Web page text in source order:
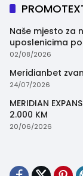
Naše mjesto za
uposlenicima
trenutak
02/08/2026
Meridianbet
24/07/2026
MERIDIAN
2.000 KM
20/06/2026